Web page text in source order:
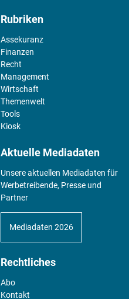
Rubriken
Assekuranz
Finanzen
Recht
Management
Wirtschaft
Themenwelt
Tools
Kiosk
Aktuelle Mediadaten
Unsere aktuellen Mediadaten für
Werbetreibende, Presse und
Partner
Mediadaten 2026
Rechtliches
Abo
Kontakt